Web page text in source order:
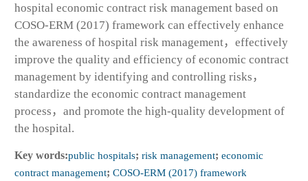
hospital economic contract risk management based on
COSO-ERM (2017) framework can effectively enhance
the awareness of hospital risk management，effectively
improve the quality and efficiency of economic contract
management by identifying and controlling risks，
standardize the economic contract management
process，and promote the high-quality development of
the hospital.
Key words:public hospitals; risk management; economic
contract management; COSO-ERM (2017) framework